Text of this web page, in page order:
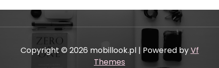
Copyright © 2026 mobillook.pl | Powered byVf
Themes